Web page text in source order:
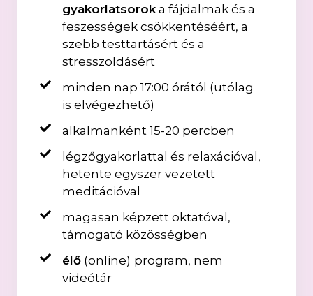
gyakorlatsoroka fájdalmak és a
feszességek csökkentéséért, a
szebb testtartásért és a
stresszoldásért
minden nap 17:00 órától (utólag
is elvégezhető)
alkalmanként 15-20 percben
légzőgyakorlattal és relaxációval,
hetente egyszer vezetett
meditációval
magasan képzett oktatóval,
támogató közösségben
élő (online) program, nem
videótár